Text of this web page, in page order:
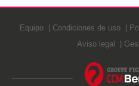
Equipo Condiciones de uso
Aviso legal